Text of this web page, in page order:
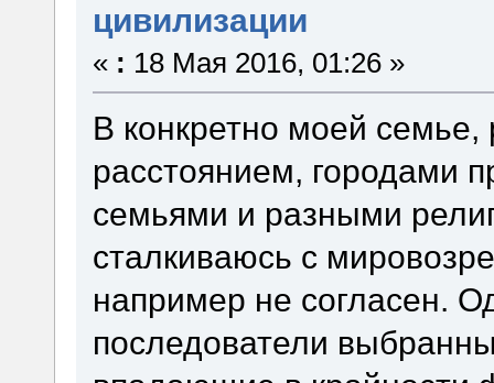
цивилизации
« : 18 Мая 2016, 01:26 »
В конкретно моей семье,
расстоянием, городами
семьями и разными
сталкиваюсь с
например не согласен.
последователи